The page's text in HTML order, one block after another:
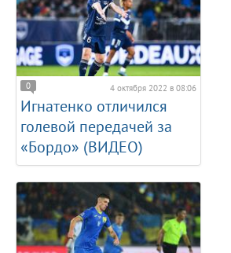
0 4 октября 2022 в 08:06
Игнатенко отличился
голевой передачей за
«Бордо» (ВИДЕО)